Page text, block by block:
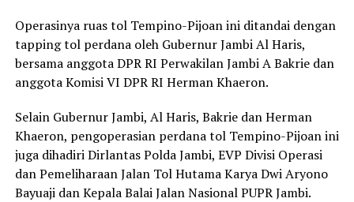
Operasinya ruas tol Tempino-Pijoan ini ditandai dengan
tapping tol perdana oleh Gubernur Jambi Al Haris,
bersama anggota DPR RI Perwakilan Jambi A Bakrie dan
anggota Komisi VI DPR RI Herman Khaeron.
Selain Gubernur Jambi, Al Haris, Bakrie dan Herman
Khaeron, pengoperasian perdana tol Tempino-Pijoan ini
juga dihadiri Dirlantas Polda Jambi, EVP Divisi Operasi
dan Pemeliharaan Jalan Tol Hutama Karya Dwi Aryono
Bayuaji dan Kepala Balai Jalan Nasional PUPR Jambi.